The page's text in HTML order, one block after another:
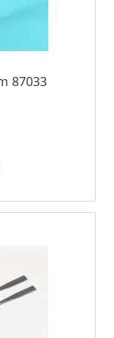
87033